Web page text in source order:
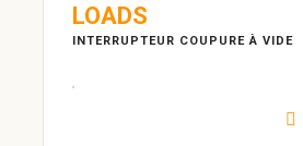
LOADS
INTERRUPTEUR COUPURE À VIDE